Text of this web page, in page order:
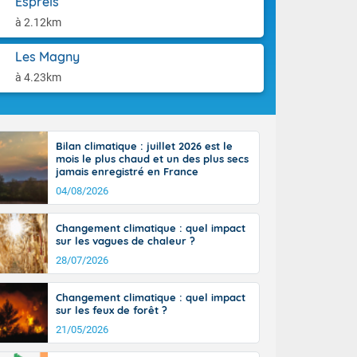
à 2.12km
Les Magny
à 4.23km
l'après-
14
il fait
30 à 35
Bilan climatique : juillet 2026 est le
mois le plus chaud et un des plus secs
jamais enregistré en France
04/08/2026
Changement climatique : quel impact
sur les vagues de chaleur ?
28/07/2026
Changement climatique : quel impact
sur les feux de forêt ?
21/05/2026